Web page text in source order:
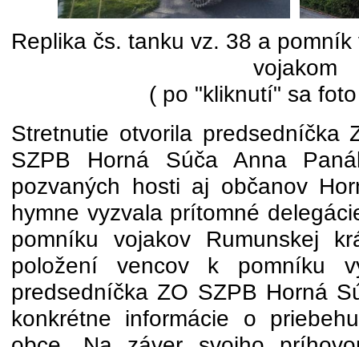
Replika čs. tanku vz. 38 a
vojakom
( po "kliknutí" sa
Stretnutie otvorila predsedníčka
SZPB Horná Súča Anna
pozvaných hosti aj občanov
hymne vyzvala prítomné
pomníku vojakov Rumunskej
položení vencov k pomníku
predsedníčka ZO SZPB Horná
konkrétne informácie o